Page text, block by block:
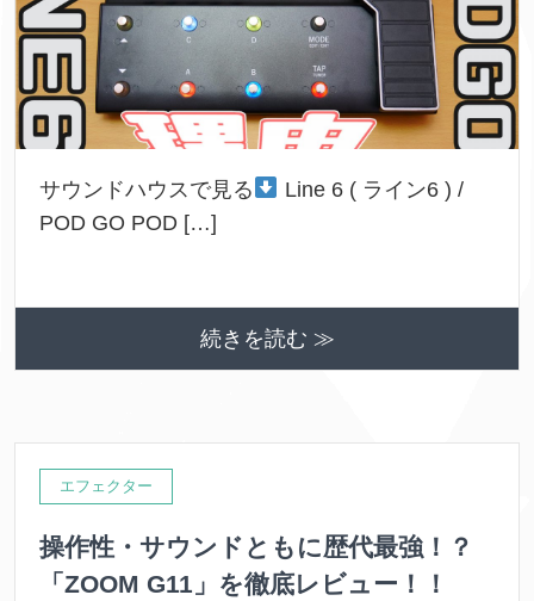
サウンドハウスで見る
Line 6 ( ライン6 ) /
POD GO POD […]
続きを読む ≫
エフェクター
操作性・サウンドともに歴代最強！？
「ZOOM G11」を徹底レビュー！！